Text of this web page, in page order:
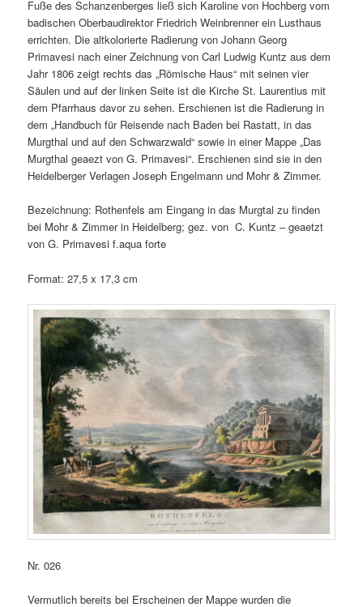
Fuße des Schanzenberges ließ sich Karoline von Hochberg vom
badischen Oberbaudirektor Friedrich Weinbrenner ein Lusthaus
errichten. Die altkolorierte Radierung von Johann Georg
Primavesi nach einer Zeichnung von Carl Ludwig Kuntz aus dem
Jahr 1806 zeigt rechts das „Römische Haus“ mit seinen vier
Säulen und auf der linken Seite ist die Kirche St. Laurentius mit
dem Pfarrhaus davor zu sehen. Erschienen ist die Radierung in
dem „Handbuch für Reisende nach Baden bei Rastatt, in das
Murgthal und auf den Schwarzwald“ sowie in einer Mappe „Das
Murgthal geaezt von G. Primavesi“. Erschienen sind sie in den
Heidelberger Verlagen Joseph Engelmann und Mohr & Zimmer.
Bezeichnung: Rothenfels am Eingang in das Murgtal zu finden
bei Mohr & Zimmer in Heidelberg; gez. von C. Kuntz – geaetzt
von G. Primavesi f.aqua forte
Format: 27,5 x 17,3 cm
Nr. 026
Vermutlich bereits bei Erscheinen der Mappe wurden die